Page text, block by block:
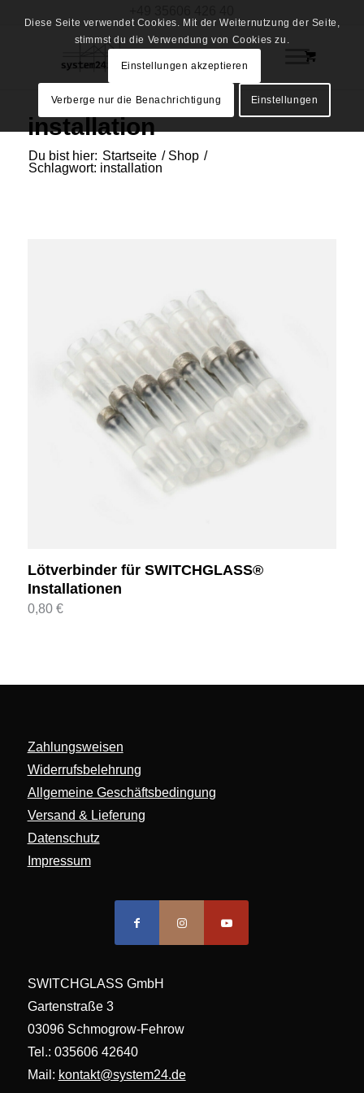
installation
Du bist hier: Startseite / Shop /
Schlagwort: installation
Lötverbinder für SWITCHGLASS®
Installationen
0,80 €
Zahlungsweisen
Widerrufsbelehrung
Allgemeine Geschäftsbedingung
Versand & Lieferung
Datenschutz
Impressum
SWITCHGLASS GmbH
Gartenstraße 3
03096 Schmogrow-Fehrow
Tel.: 035606 42640
Mail: kontakt@system24.de
Diese Seite verwendet Cookies. Mit der Weiternutzung der Seite,
stimmst du die Verwendung von Cookies zu.
Einstellungen akzeptieren
Verberge nur die Benachrichtigung Einstellungen